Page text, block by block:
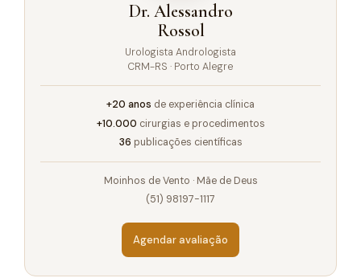
Dr. Alessandro
Rossol
Urologista Andrologista
CRM-RS · Porto Alegre
+20 anos de experiência clínica
+10.000 cirurgias e procedimentos
36 publicações científicas
Moinhos de Vento · Mãe de Deus
(51) 98197-1117
Agendar avaliação